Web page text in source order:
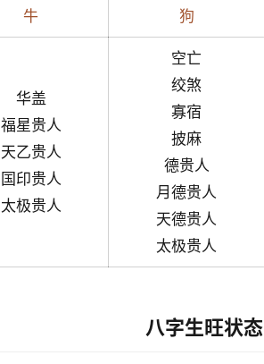
牛 狗
华盖
福星贵人
天乙贵人
国印贵人
太极贵人
空亡
绞煞
寡宿
披麻
德贵人
月德贵人
天德贵人
太极贵人
八字生旺状态